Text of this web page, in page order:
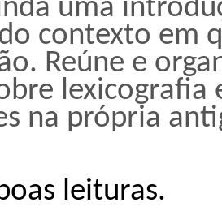
uma introdu
contexto em
Reúne e
na própria
leituras.